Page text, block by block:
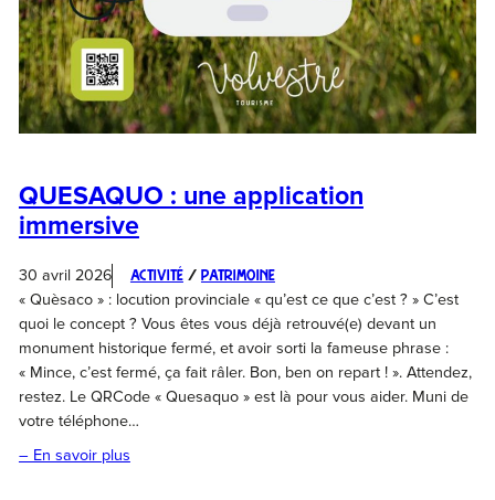
QUESAQUO : une application
immersive
30 avril 2026 Activité / Patrimoine
« Quèsaco » : locution provinciale « qu’est ce que c’est ? » C’est
quoi le concept ? Vous êtes vous déjà retrouvé(e) devant un
monument historique fermé, et avoir sorti la fameuse phrase :
« Mince, c’est fermé, ça fait râler. Bon, ben on repart ! ». Attendez,
restez. Le QRCode « Quesaquo » est là pour vous aider. Muni de
votre téléphone…
– En savoir plus